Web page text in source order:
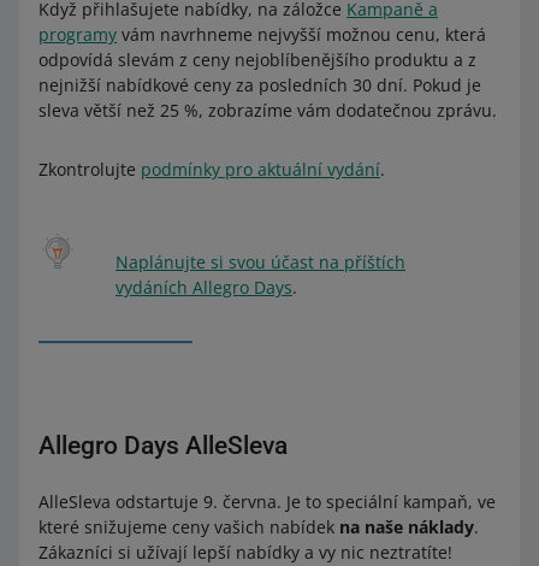
Sbírky a umění - Sbírky - Tabákové příslušenství -
Příslušenství (78995).
Když přihlašujete nabídky, na záložce Kampaně a
programy vám navrhneme nejvyšší možnou cenu, která
odpovídá slevám z ceny nejoblíbenějšího produktu a z
nejnižší nabídkové ceny za posledních 30 dní. Pokud je
sleva větší než 25 %, zobrazíme vám dodatečnou zprávu.
Zkontrolujte podmínky pro aktuální vydání.
Naplánujte si svou účast na příštích
vydáních Allegro Days.
Allegro Days AlleSleva
AlleSleva odstartuje 9. června. Je to speciální kampaň, ve
které snižujeme ceny vašich nabídek na naše náklady.
Zákazníci si užívají lepší nabídky a vy nic neztratíte!